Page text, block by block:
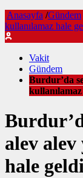
Anasayfa /Gündem
kullanılamaz hale
Vakit
Gündem
Burdur’da
alev
hale